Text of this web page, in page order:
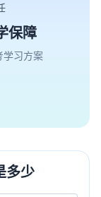
保障
学习方案
多少